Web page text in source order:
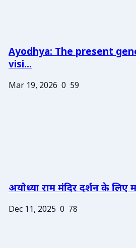
Ayodhya: The present
visi...
Mar 19, 2026 0 59
अयोध्या राम मंदिर दर्शन के लिए
Dec 11, 2025 0 78